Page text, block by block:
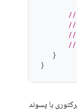
//
//
//
//
}
}
با پسوند